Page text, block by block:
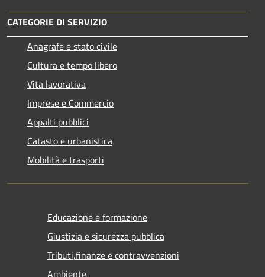
CATEGORIE DI SERVIZIO
Anagrafe e stato civile
Cultura e tempo libero
Vita lavorativa
Imprese e Commercio
Appalti pubblici
Catasto e urbanistica
Mobilità e trasporti
Educazione e formazione
Giustizia e sicurezza pubblica
Tributi,finanze e contravvenzioni
Ambiente